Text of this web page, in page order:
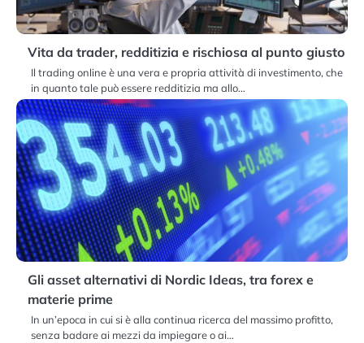
Vita da trader, redditizia e rischiosa al punto giusto
Il trading online è una vera e propria attività di investimento, che
in quanto tale può essere redditizia ma allo…
Gli asset alternativi di Nordic Ideas, tra forex e
materie prime
In un’epoca in cui si è alla continua ricerca del massimo profitto,
senza badare ai mezzi da impiegare o ai…